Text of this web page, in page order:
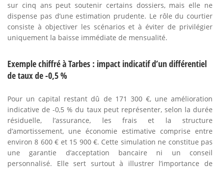
sur cinq ans peut soutenir certains dossiers, mais elle ne
dispense pas d’une estimation prudente. Le rôle du courtier
consiste à objectiver les scénarios et à éviter de privilégier
uniquement la baisse immédiate de mensualité.
Exemple chiffré à Tarbes : impact indicatif d’un différentiel
de taux de -0,5 %
Pour un capital restant dû de 171 300 €, une amélioration
indicative de -0,5 % du taux peut représenter, selon la durée
résiduelle, l’assurance, les frais et la structure
d’amortissement, une économie estimative comprise entre
environ 8 600 € et 15 900 €. Cette simulation ne constitue pas
une garantie d’acceptation bancaire ni un conseil
personnalisé. Elle sert surtout à illustrer l’importance de